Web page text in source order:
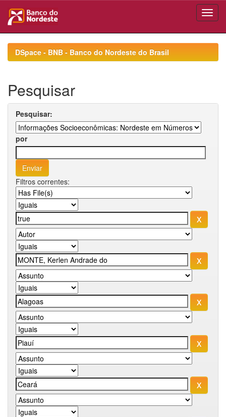
navigationDSpace - BNB - Banco do Nordeste do Brasil
Pesquisar
Pesquisar:
por
Filtros correntes: